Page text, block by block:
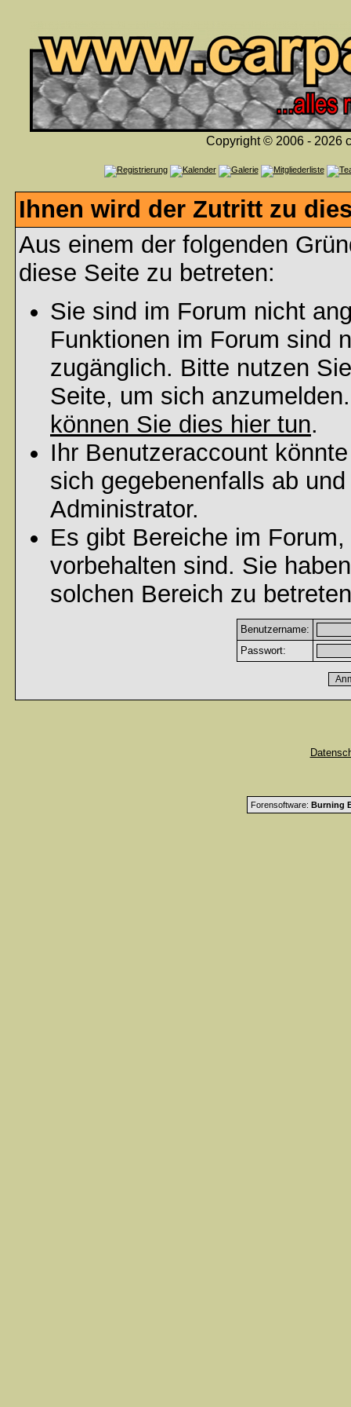
Copyright © 2006 - 2026
Ihnen wird der Zutritt zu
Aus einem der folgenden
diese Seite zu betreten:
Sie sind im Forum nicht
Funktionen im Forum sind
zugänglich. Bitte nutzen
Seite, um sich
können Sie dies hier tun.
Ihr Benutzeraccount
sich gegebenenfalls ab
Administrator.
Es gibt Bereiche im
vorbehalten sind. Sie
solchen Bereich zu
Benutzername:
Passwort:
Forensoftware: Burning